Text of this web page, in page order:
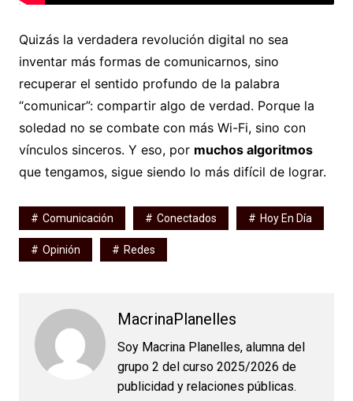
Quizás la verdadera revolución digital no sea
inventar más formas de comunicarnos, sino
recuperar el sentido profundo de la palabra
“comunicar”: compartir algo de verdad. Porque la
soledad no se combate con más Wi-Fi, sino con
vínculos sinceros. Y eso, por muchos algoritmos
que tengamos, sigue siendo lo más difícil de lograr.
Comunicación Conectados Hoy En Día
Opinión Redes
MacrinaPlanelles
Soy Macrina Planelles, alumna del
grupo 2 del curso 2025/2026 de
publicidad y relaciones públicas.